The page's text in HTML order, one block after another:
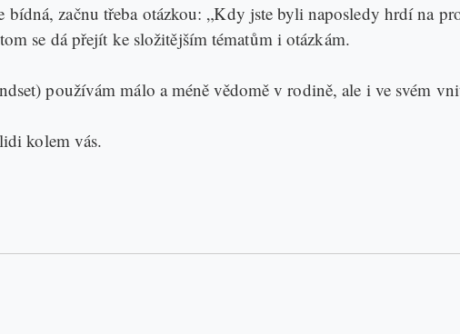
začnu třeba otázkou: „Kdy jste byli naposledy hrdí na
se dá přejít ke složitějším tématům i otázkám.
používám málo a méně vědomě v rodině, ale i ve svém
kolem vás.